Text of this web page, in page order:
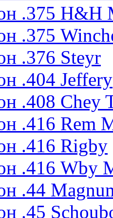
.375 H&H
.375
.376 Steyr
.404 Jeffery
.408 Chey
.416 Rem
.416 Rigby
.416 Wby
.44
.45